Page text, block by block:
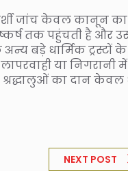
जांच केवल कानून का
तक पहुंचती है और
बड़े धार्मिक ट्रस्टों के
या निगरानी में
श्रद्धालुओं का दान
NEXT POST